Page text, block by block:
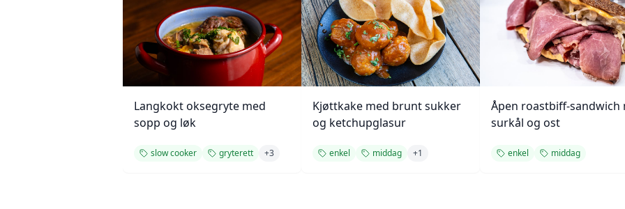
Langkokt oksegryte med
sopp og løk
slow cooker gryterett +3
Kjøttkake med brunt sukker
og ketchupglasur
enkel middag +1
Åpen roastbiff-sandwich
surkål og ost
enkel middag